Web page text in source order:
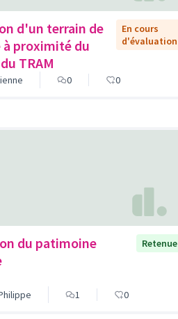
d'un terrain de
à proximité du
TRAM
En cours
d'évaluation
0 0
du patimoine
Retenue
1 0